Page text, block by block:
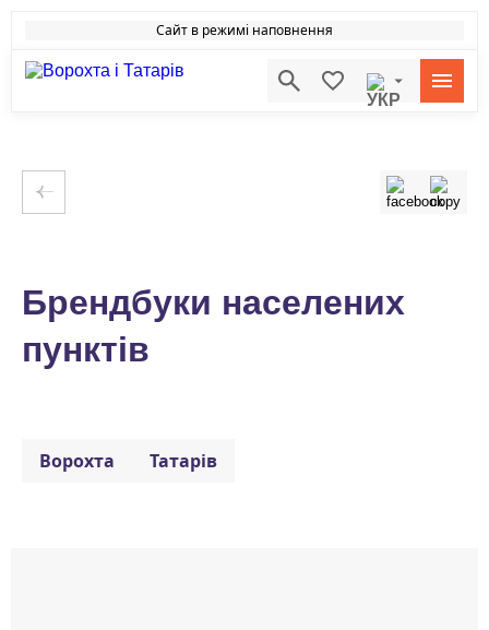
Сайт в режимі наповнення
Брендбуки населених
пунктів
Ворохта Татарів